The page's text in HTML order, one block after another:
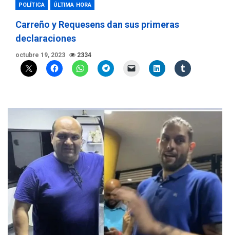
POLÍTICA ÚLTIMA HORA
Carreño y Requesens dan sus primeras
declaraciones
octubre 19, 2023 2334